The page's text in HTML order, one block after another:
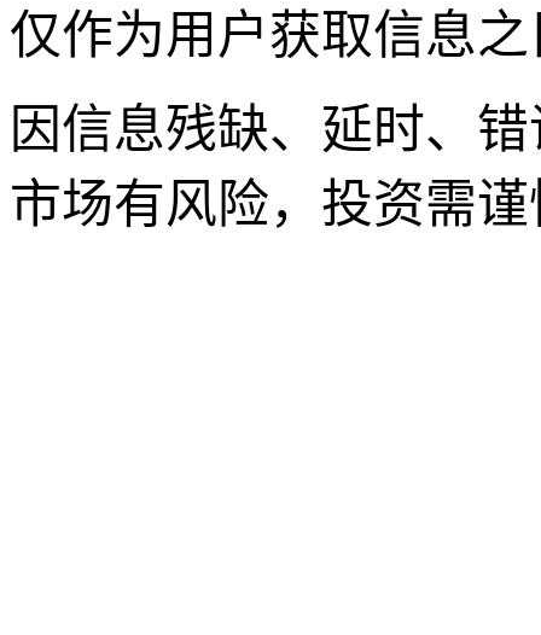
仅作为用户获取信息
因信息残缺、延时、
市场有风险，投资需